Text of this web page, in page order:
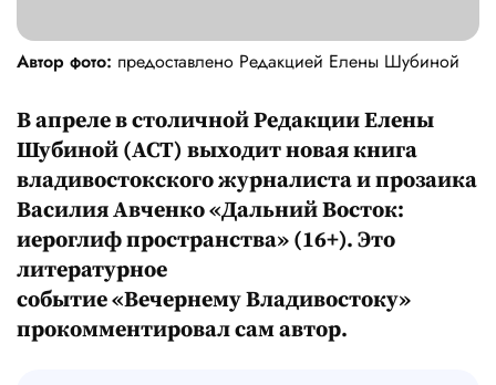
Автор фото: предоставлено Редакцией Елены Шубиной
В апреле в столичной Редакции Елены
Шубиной (АСТ) выходит новая книга
владивостокского журналиста и прозаика
Василия Авченко «Дальний Восток:
иероглиф пространства» (16+). Это
литературное
событие «Вечернему Владивостоку»
прокомментировал сам автор.